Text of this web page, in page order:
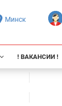
Минск
! ВАКАНСИИ !